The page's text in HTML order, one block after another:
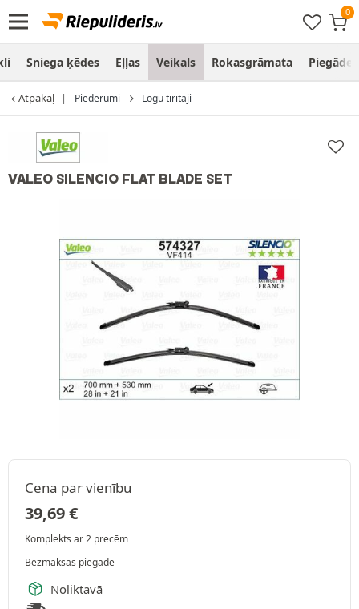
Sniega ķēdes Eļļas Veikals Rokasgrāmata Piegāde
Atpakaļ Piederumi Logu tīrītāji
VALEO SILENCIO FLAT BLADE SET
Cena par vienību
39,69€
Komplekts ar 2 precēm
Bezmaksas piegāde
Noliktavā